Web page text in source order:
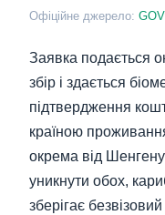
Офіційне джерело:
Заявка подається
збір і здається
підтвердження
країною
окрема від
уникнути обох,
зберігає